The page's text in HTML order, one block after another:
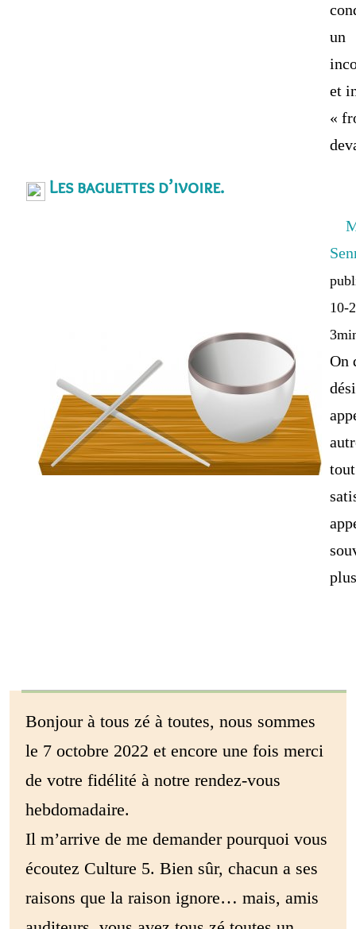
un
et
«
Les baguettes d’ivoire.
10-
On
Bonjour à tous zé à toutes, nous sommes
le 7 octobre 2022 et encore une fois merci
de votre fidélité à notre rendez-vous
hebdomadaire.
Il m’arrive de me demander pourquoi vous
écoutez Culture 5. Bien sûr, chacun a ses
raisons que la raison ignore… mais, amis